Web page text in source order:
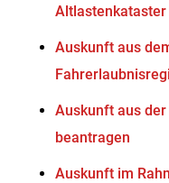
Auskunft aus
Auskunft aus
beantragen
Auskunft im